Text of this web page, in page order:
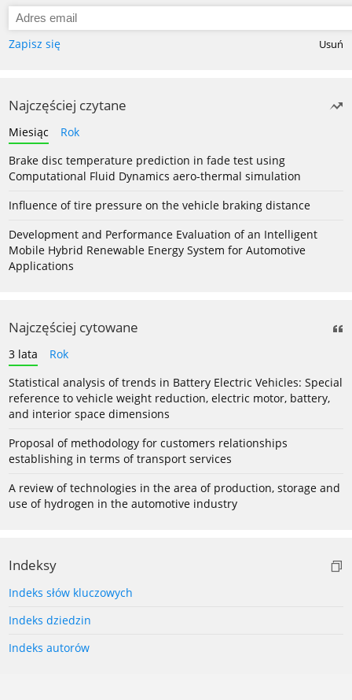
Zapisz się Usuń
Najczęściej czytane
Miesiąc
Rok
Brake disc temperature prediction in fade test using
Computational Fluid Dynamics aero-thermal simulation
Influence of tire pressure on the vehicle braking distance
Development and Performance Evaluation of an Intelligent
Mobile Hybrid Renewable Energy System for Automotive
Applications
Najczęściej cytowane
3 lata
Rok
Statistical analysis of trends in Battery Electric Vehicles: Special
reference to vehicle weight reduction, electric motor, battery,
and interior space dimensions
Proposal of methodology for customers relationships
establishing in terms of transport services
A review of technologies in the area of production, storage and
use of hydrogen in the automotive industry
Indeksy
Indeks słów kluczowych
Indeks dziedzin
Indeks autorów